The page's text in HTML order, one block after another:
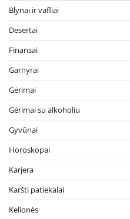
Blynai ir vafliai
Desertai
Finansai
Garnyrai
Gėrimai
Gėrimai su alkoholiu
Gyvūnai
Horoskopai
Karjera
Karšti patiekalai
Kelionės